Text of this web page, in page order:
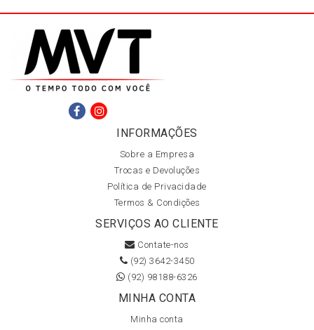
INFORMAÇÕES
Sobre a Empresa
Trocas e Devoluções
Política de Privacidade
Termos & Condições
SERVIÇOS AO CLIENTE
Contate-nos
(92) 3642-3450
(92) 98188-6326
MINHA CONTA
Minha conta